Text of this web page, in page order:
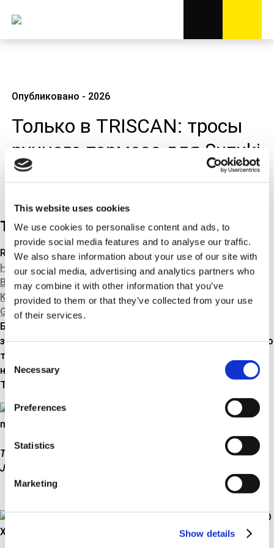
This website uses cookies
We use cookies to personalise content and ads, to
provide social media features and to analyse our traffic.
We also share information about your use of our site with
our social media, advertising and analytics partners who
may combine it with other information that you’ve
provided to them or that they’ve collected from your use
of their services.
Consent
Selection
Necessary
Preferences
Statistics
Marketing
Show details
Опубликовано - 2026
Только в TRISCAN: тросы
ручного тормоза для Suzuki
Jimny и Toyota AYGO X.
Tech news
Related products
HÅNDBREMSE-KABLER
BREMSEHYDRAULIK
KOBLINGSKABLER
GEARKABLER
Будучи единственным поставщиком на рынке этих
запчастей, мы теперь можем предложить тросы ручного
тормоза для Suzuki Jimny 2018 года выпуска. Еще одна
новинка — тросы ручного тормоза для популярной
Toyota AYGO X 2022 года выпуска.
Triscan 8140 69195 – тросы ручного тормоза дляSuzuki
Jimny, модель 2018